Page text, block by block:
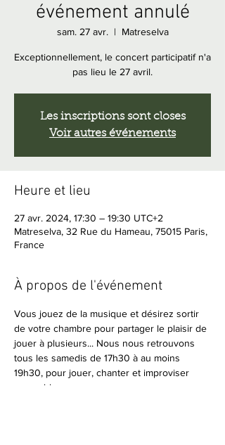
événement annulé
sam. 27 avr.
  |
Matreselva
Exceptionnellement, le concert participatif n'a
pas lieu le 27 avril.
Les inscriptions sont closes
Voir autres événements
Heure et lieu
27 avr. 2024, 17:30 – 19:30 UTC+2
Matreselva, 32 Rue du Hameau, 75015 Paris,
France
À propos de l'événement
Vous jouez de la musique et désirez sortir
de votre chambre pour partager le plaisir de
jouer à plusieurs... Nous nous retrouvons
tous les samedis de 17h30 à au moins
19h30, pour jouer, chanter et improviser
ensemble.